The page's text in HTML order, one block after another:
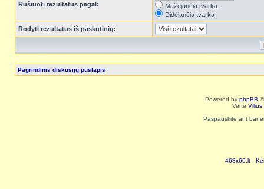
Rūšiuoti rezultatus pagal:
Mažėjančia tvarka
Didėjančia tvarka
Rodyti rezultatus iš paskutinių:
Pagrindinis diskusijų puslapis
Powered by phpBB
Vertė Vilius
Paspauskite ant
468x60.lt -